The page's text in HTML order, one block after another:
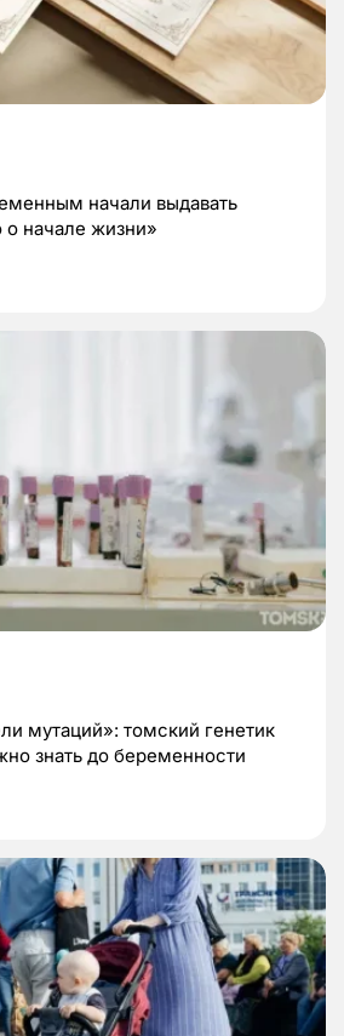
начали выдавать
о начале жизни»
мутаций»: томский генетик
знать до беременности